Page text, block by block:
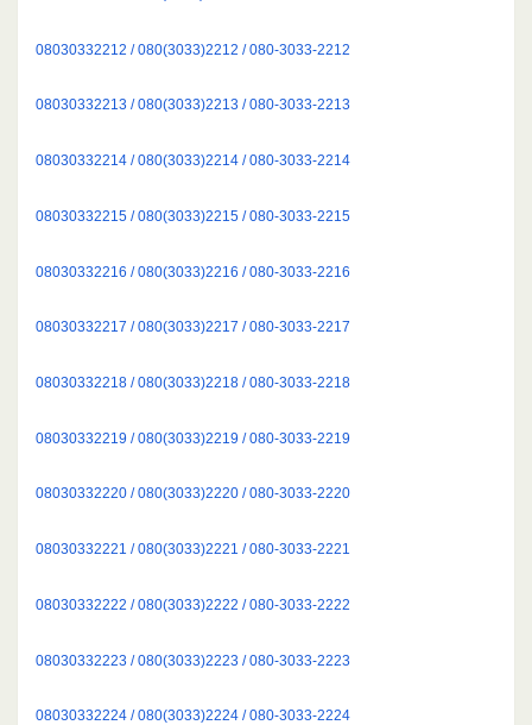
08030332212 / 080(3033)2212 / 080-3033-2212
08030332213 / 080(3033)2213 / 080-3033-2213
08030332214 / 080(3033)2214 / 080-3033-2214
08030332215 / 080(3033)2215 / 080-3033-2215
08030332216 / 080(3033)2216 / 080-3033-2216
08030332217 / 080(3033)2217 / 080-3033-2217
08030332218 / 080(3033)2218 / 080-3033-2218
08030332219 / 080(3033)2219 / 080-3033-2219
08030332220 / 080(3033)2220 / 080-3033-2220
08030332221 / 080(3033)2221 / 080-3033-2221
08030332222 / 080(3033)2222 / 080-3033-2222
08030332223 / 080(3033)2223 / 080-3033-2223
08030332224 / 080(3033)2224 / 080-3033-2224